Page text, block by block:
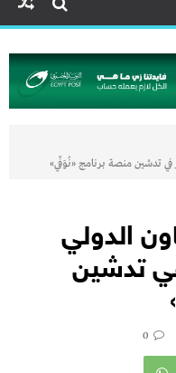
تدشين منصة برنامج «نُوَفّي»
الدولي
تدشين
0